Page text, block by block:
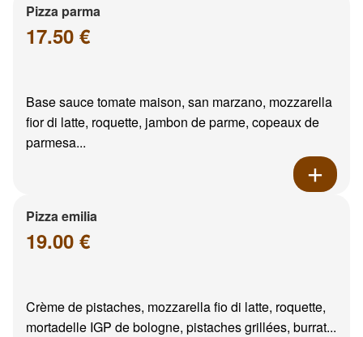
Pizza parma
17.50 €
Base sauce tomate maison, san marzano, mozzarella
fior di latte, roquette, jambon de parme, copeaux de
parmesa...
Pizza emilia
19.00 €
Crème de pistaches, mozzarella fio di latte, roquette,
mortadelle IGP de bologne, pistaches grillées, burrat...